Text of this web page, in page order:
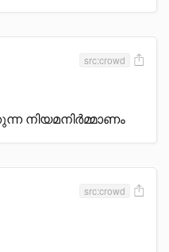
src:crowd
നിയമനിർമ്മാണം
src:crowd